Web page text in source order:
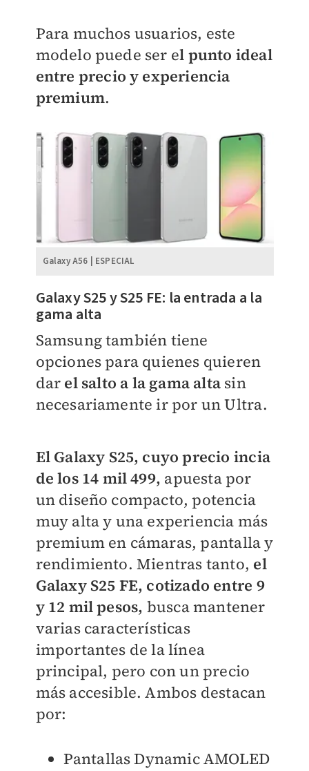
Para muchos usuarios, este
modelo puede ser el punto ideal
entre precio y experiencia
premium.
Galaxy A56 | ESPECIAL
Galaxy S25 y S25 FE: la entrada a la
gama alta
Samsung también tiene
opciones para quienes quieren
dar el salto a la gama altasin
necesariamente ir por un Ultra.
El Galaxy S25, cuyo precio incia
de los 14 mil 499, apuesta por
un diseño compacto, potencia
muy alta y una experiencia más
premium en cámaras, pantalla y
rendimiento. Mientras tanto, el
Galaxy S25 FE, cotizado entre 9
y 12 mil pesos, busca mantener
varias características
importantes de la línea
principal, pero con un precio
más accesible. Ambos destacan
por:
Pantallas Dynamic AMOLED